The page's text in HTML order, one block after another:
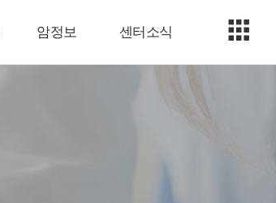
암정보 센터소식